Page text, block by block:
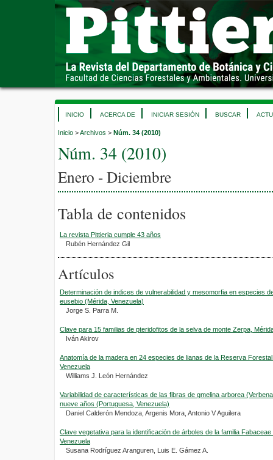
INICIO ACERCA DE INICIAR SESIÓN BUSCAR
Inicio >Archivos > Núm. 34 (2010)
Núm. 34 (2010)
Enero - Diciembre
Tabla de contenidos
La revista Pittieria cumple 43 años
Rubén Hernández Gil
Artículos
Determinación de indices de vulnerabilidad y mesomorfia en especies
eusebio (Mérida, Venezuela)
Jorge S. Parra M.
Clave para 15 familias de pteridofitos de la selva de monte Zerpa,
Iván Akirov
Anatomía de la madera en 24 especies de lianas de la Reserva
Venezuela
Williams J. León Hernández
Variabilidad de características de las fibras de gmelina arborea
nueve años (Portuguesa, Venezuela)
Daniel Calderón Mendoza, Argenis Mora, Antonio V Aguilera
Clave vegetativa para la identificación de árboles de la familia
Venezuela
Susana Rodríguez Aranguren, Luis E. Gámez A.